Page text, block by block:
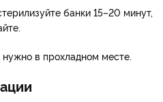
банки 15–20 минут,
в прохладном месте.